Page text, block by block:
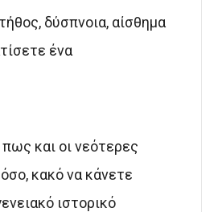
δύσπνοια, αίσθημα
ένα
και οι νεότερες
κακό να κάνετε
ιστορικό